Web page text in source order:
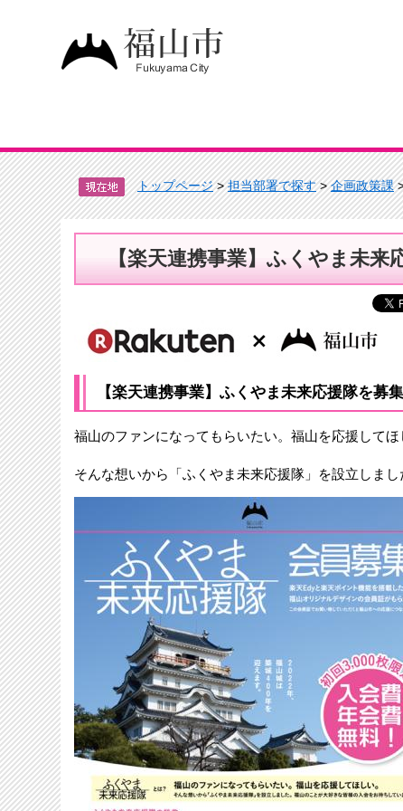
トップページ>担当部署で探す>企画政策課
【楽天連携事業】ふくやま未来
【楽天連携事業】ふくやま未来応援隊を募
福山のファンになってもらいたい。福山を応援してほ
そんな想いから「ふくやま未来応援隊」を設立しま